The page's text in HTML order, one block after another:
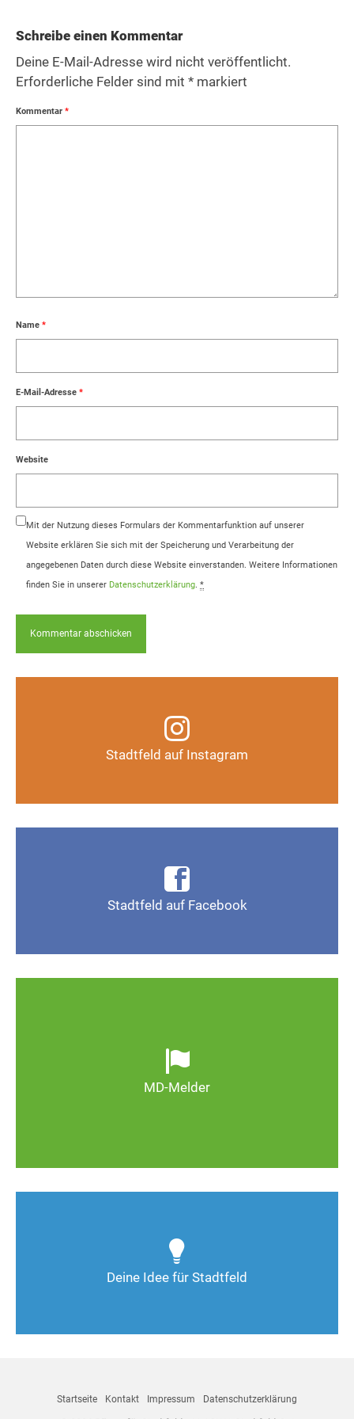
Schreibe einen Kommentar
Deine E-Mail-Adresse wird nicht veröffentlicht.
Erforderliche Felder sind mit * markiert
Kommentar *
Name *
E-Mail-Adresse *
Website
Mit der Nutzung dieses Formulars der Kommentarfunktion auf unserer
Website erklären Sie sich mit der Speicherung und Verarbeitung der
angegebenen Daten durch diese Website einverstanden. Weitere Informationen
finden Sie in unserer Datenschutzerklärung. *
Stadtfeld auf Instagram
Instagram-Kanal
Auf Instagram folgen
Stadtfeld auf Facebook
Seite Magdeburg-Stadtfeld
MD-Melder
wild entsorgter Müll. Melden Sie Mängel, damit
Magdeburg schöner und lebenswerter wird.
Deine Idee für Stadtfeld
Deine Ideen sind gefragt!
Startseite Kontakt Impressum Datenschutzerklärung